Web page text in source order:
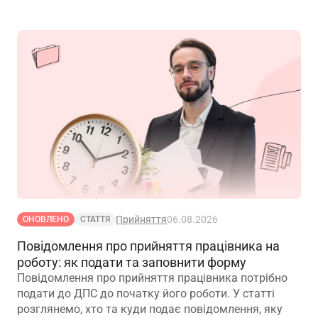
ОНОВЛЕНО СТАТТЯ Прийняття06.08.2026
Повідомлення про прийняття працівника на
роботу: як подати та заповнити форму
Повідомлення про прийняття працівника потрібно
подати до ДПС до початку його роботи. У статті
розглянемо, хто та куди подає повідомлення, яку